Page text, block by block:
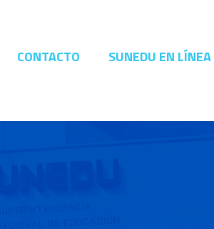
CONTACTO SUNEDU EN LÍNEA